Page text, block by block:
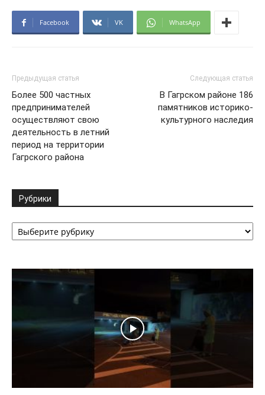
Facebook VK WhatsApp
Предыдущая статья
Более 500 частных
предпринимателей
осуществляют свою
деятельность в летний
период на территории
Гагрского района
Следующая статья
В Гагрском районе 186
памятников историко-
культурного наследия
Рубрики
Рубрики